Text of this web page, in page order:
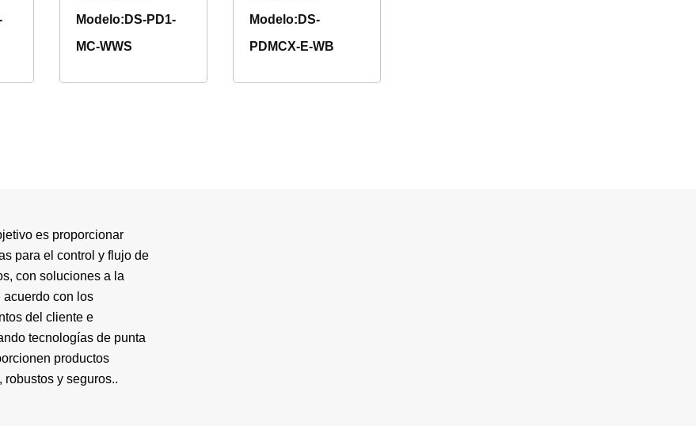
Modelo:DS-PD1-
MC-WWS
Modelo:DS-
PDMCX-E-WB
es proporcionar
para el control y flujo de
con soluciones a la
acuerdo con los
del cliente e
tecnologías de punta
productos
robustos y seguros..